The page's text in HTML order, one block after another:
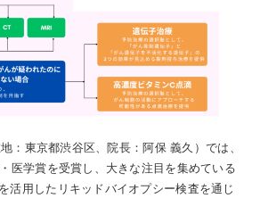
：東京都渋谷区、院長：阿保 義久）では、
医学賞を受賞し、大きな注目を集めている
活用したリキッドバイオプシー検査を通じ